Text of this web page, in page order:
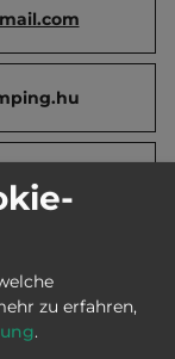
zu erfahren,
.